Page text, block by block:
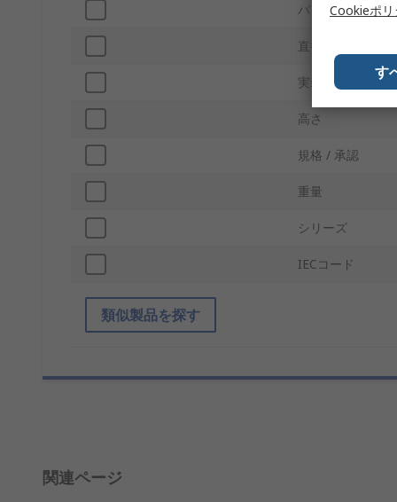
バッテリ容量
直径
実装タイプ
高さ
規格 / 承認
重量
シリーズ
IECコード
類似製品を探す
関連ページ
Cookieポリ
す